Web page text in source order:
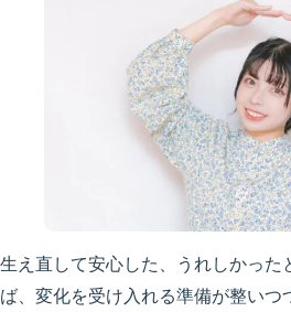
生え直して安心した、うれしかった
ば、変化を受け入れる準備が整いつ